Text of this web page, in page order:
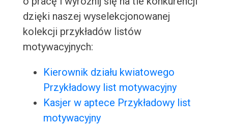
dzięki naszej wyselekcjonowanej
kolekcji przykładów listów
motywacyjnych:
Kierownik działu kwiatowego
Przykładowy list motywacyjny
Kasjer w aptece Przykładowy list
motywacyjny